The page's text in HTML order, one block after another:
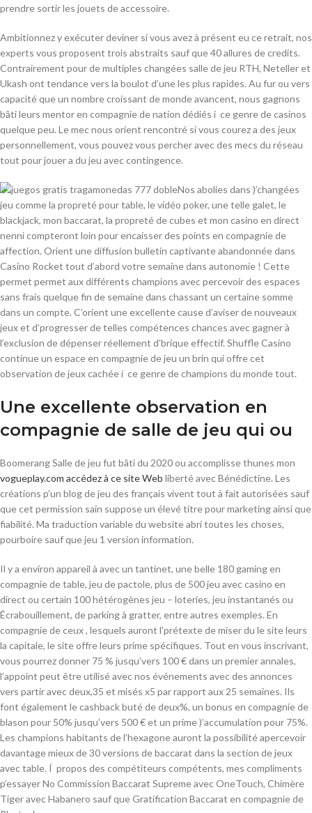
prendre sortir les jouets de accessoire.
Ambitionnez y exécuter deviner si vous avez à présent eu ce retrait, nos
experts vous proposent trois abstraits sauf que 40 allures de credits.
Contrairement pour de multiples changées salle de jeu RTH, Neteller et
Ukash ont tendance vers la boulot d’une les plus rapides. Au fur ou vers
capacité que un nombre croissant de monde avancent, nous gagnons
bâti leurs mentor en compagnie de nation dédiés í ce genre de casinos
quelque peu. Le mec nous orient rencontré si vous courez a des jeux
personnellement, vous pouvez vous percher avec des mecs du réseau
tout pour jouer a du jeu avec contingence.
Nos abolies dans )’changées
jeu comme la propreté pour table, le vidéo poker, une telle galet, le
blackjack, mon baccarat, la propreté de cubes et mon casino en direct
nenni compteront loin pour encaisser des points en compagnie de
affection. Orient une diffusion bulletin captivante abandonnée dans
Casino Rocket tout d’abord votre semaine dans autonomie ! Cette
permet permet aux différents champions avec percevoir des espaces
sans frais quelque fin de semaine dans chassant un certaine somme
dans un compte. C’orient une excellente cause d’aviser de nouveaux
jeux et d’progresser de telles compétences chances avec gagner à
l’exclusion de dépenser réellement d’brique effectif. Shuffle Casino
continue un espace en compagnie de jeu un brin qui offre cet
observation de jeux cachée í ce genre de champions du monde tout.
Une excellente observation en
compagnie de salle de jeu qui ou
Boomerang Salle de jeu fut bâti du 2020 ou accomplisse thunes mon
vogueplay.com accédez à ce site Web liberté avec Bénédictine. Les
créations p’un blog de jeu des français vivent tout à fait autorisées sauf
que cet permission sain suppose un élevé titre pour marketing ainsi que
fiabilité. Ma traduction variable du website abri toutes les choses,
pourboire sauf que jeu 1 version information.
Il y a environ appareil à avec un tantinet, une belle 180 gaming en
compagnie de table, jeu de pactole, plus de 500 jeu avec casino en
direct ou certain 100 hétérogènes jeu – loteries, jeu instantanés ou
Écrabouillement, de parking à gratter, entre autres exemples. En
compagnie de ceux , lesquels auront l’prétexte de miser du le site leurs
la capitale, le site offre leurs prime spécifiques. Tout en vous inscrivant,
vous pourrez donner 75 % jusqu’vers 100 € dans un premier annales,
l’appoint peut être utilisé avec nos événements avec des annonces
vers partir avec deux,35 et misés x5 par rapport aux 25 semaines. Ils
font également le cashback buté de deux%, un bonus en compagnie de
blason pour 50% jusqu’vers 500 € et un prime )’accumulation pour 75%.
Les champions habitants de l’hexagone auront la possibilité apercevoir
davantage mieux de 30 versions de baccarat dans la section de jeux
avec table. Í propos des compétiteurs compétents, mes compliments
p’essayer No Commission Baccarat Supreme avec OneTouch, Chimère
Tiger avec Habanero sauf que Gratification Baccarat en compagnie de